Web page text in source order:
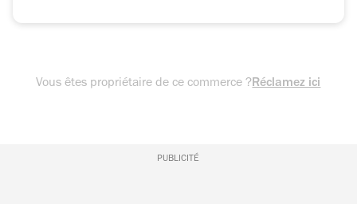
Vous êtes propriétaire de ce commerce ?Réclamez ici
PUBLICITÉ